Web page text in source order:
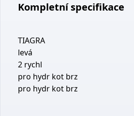
Kompletní specifikace
TIAGRA
levá
2 rychl
pro hydr kot brz
pro hydr kot brz